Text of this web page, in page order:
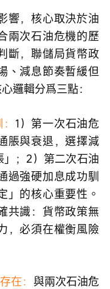
響，核心取決於油
兩次石油危機的歷
斷，聯儲局貨幣政
、減息節奏暫緩但
邏輯分爲三點：
1）第一次石油危
脹與衰退，選擇減
；2）第二次石油
過強硬加息成功馴
」的核心重要性。
共識：貨幣政策無
，必須在權衡風險
在： 與兩次石油危